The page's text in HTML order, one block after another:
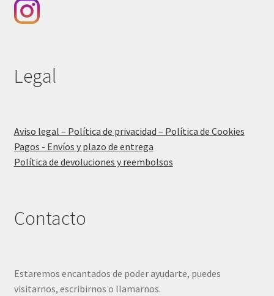
Legal
Aviso legal – Política de privacidad – Política de Cookies
Pagos - Envíos y plazo de entrega
Política de devoluciones y reembolsos
Contacto
Estaremos encantados de poder ayudarte, puedes
visitarnos, escribirnos o llamarnos.